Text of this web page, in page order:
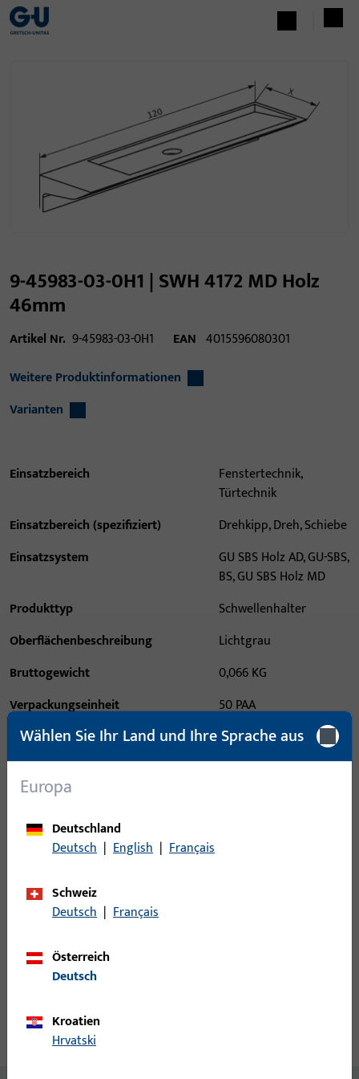
9-45983-03-0H1 | SWH 4172 MD Holz
46mm
Artikel Nr. 9-45983-03-0H1 EAN 4015596080301
Weitere Produktinformationen
Varianten
Einsatzbereich
Fenstertechnik,
Türtechnik
Einsatzbereich (spezifiziert)
Drehkipp, Dreh, Schiebe
Einsatzsystem
GU SBS Holz AD, GU-SBS,
BS, GU SBS Holz MD
Produkttyp
Schwellenhalter
Oberflächenbeschreibung
Lichtgrau
Bruttogewicht
0,066 KG
Verpackungseinheit
50 PAA
Mindestbestelleinheit
50 PAA
Anmeldung
Bitte melden Sie sich mit Ihren Kundendaten an um eine
Preisinformation zu erhalten oder Artikel zu bestellen
Technische Daten
Wählen Sie Ihr Land und Ihre Sprache aus
Europa
Deutschland
Deutsch | English | Français
Schweiz
Deutsch | Français
Österreich
Deutsch
Kroatien
Hrvatski